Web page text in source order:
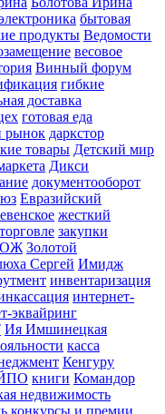
бытовая
продукты Ведомости
весовое
Винный форум
гибкие
доставка
готовая еда
рынок даркстор
товары Детский мир
Дикси
документооборот
Евразийский
жесткий
закупки
Золотой
Сергей Имидж
инвентаризация
интернет-
эквайринг
Ия Имшинецкая
касса
Кенгуру
книги Командор
недвижимость
конкурсы и премии